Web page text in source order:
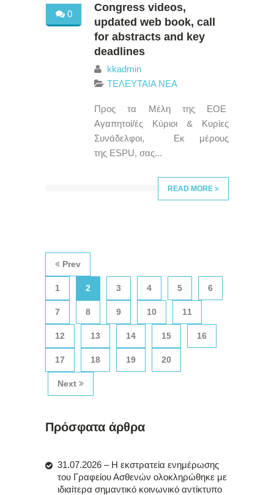
0
Congress videos,
updated web book, call
for abstracts and key
deadlines
kkadmin
ΤΕΛΕΥΤΑΙΑ ΝΕΑ
Προς τα Μέλη της ΕΟΕ
Αγαπητοί/ές Κύριοι & Κυρίες
Συνάδελφοι, Εκ μέρους
της ESPU, σας...
READ MORE
Prev
1 2 3 4 5 6
7 8 9 10 11
12 13 14 15 16
17 18 19 20
Next
Πρόσφατα άρθρα
31.07.2026 – Η εκστρατεία ενημέρωσης
του Γραφείου Ασθενών ολοκληρώθηκε με
ιδιαίτερα σημαντικό κοινωνικό αντίκτυπο